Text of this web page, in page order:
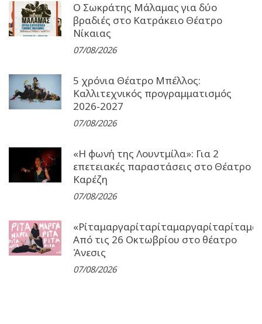
Ο Σωκράτης Μάλαμας για δύο
βραδιές στο Κατράκειο Θέατρο
Νίκαιας
07/08/2026
5 χρόνια Θέατρο Μπέλλος:
Καλλιτεχνικός προγραμματισμός
2026-2027
07/08/2026
«Η φωνή της Λουντμίλα»: Για 2
επετειακές παραστάσεις στο Θέατρο
Καρέζη
07/08/2026
Από τις 26 Οκτωβρίου στο θέατρο
Άνεσις
07/08/2026